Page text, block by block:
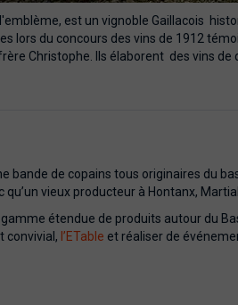
est un vignoble Gaillacois
lors du concours des vins de 1912
Christophe. Ils élaborent des vins
bande de copains tous originaires du
vieux producteur à Hontanx,
étendue de produits autour du
convivial, l’ETable et réaliser de